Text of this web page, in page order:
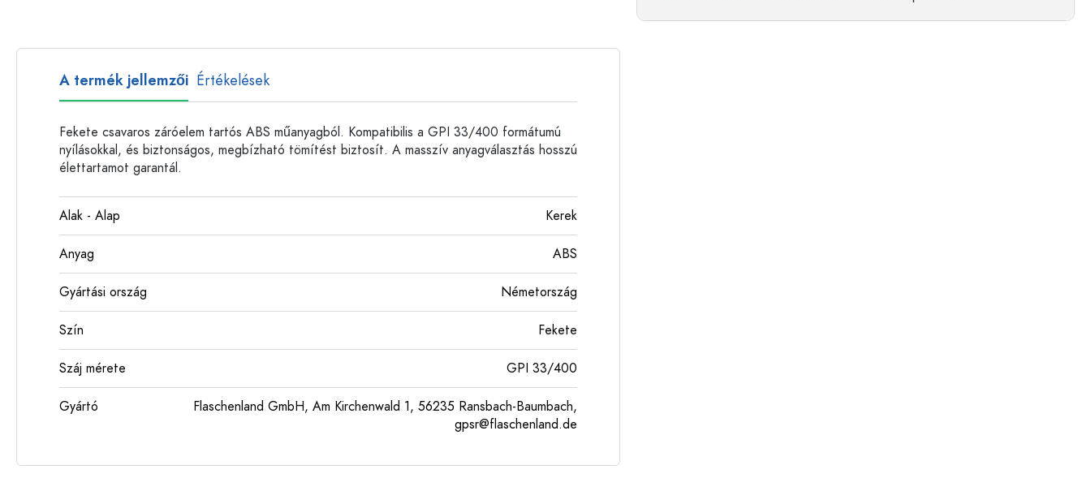
A termék jellemzői Értékelések
Fekete csavaros záróelem tartós ABS műanyagból. Kompatibilis a GPI 33/400 formátumú
nyílásokkal, és biztonságos, megbízható tömítést biztosít. A masszív anyagválasztás hosszú
élettartamot garantál.
Alak - Alap Kerek
Anyag ABS
Gyártási ország Németország
Szín Fekete
Száj mérete GPI 33/400
Gyártó
Flaschenland GmbH, Am Kirchenwald 1, 56235 Ransbach-Baumbach,
gpsr@flaschenland.de